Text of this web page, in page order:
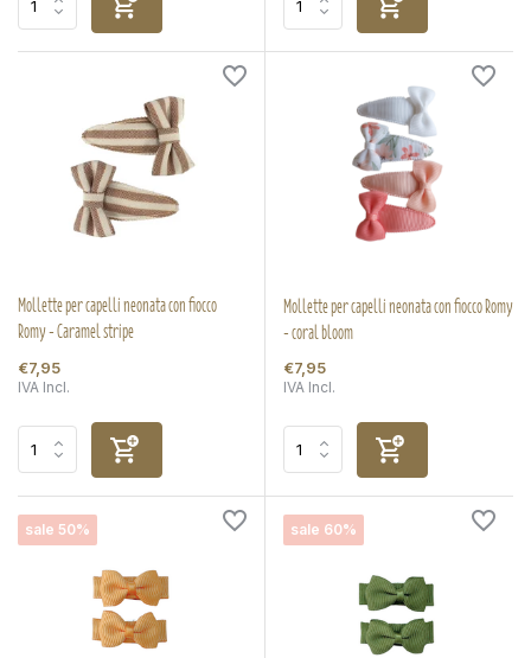
Mollette per capelli neonata con fiocco
Romy - Caramel stripe
€7,95
IVA Incl.
Mollette per capelli neonata con fiocco Romy
- coral bloom
€7,95
IVA Incl.
sale 50% sale 60%